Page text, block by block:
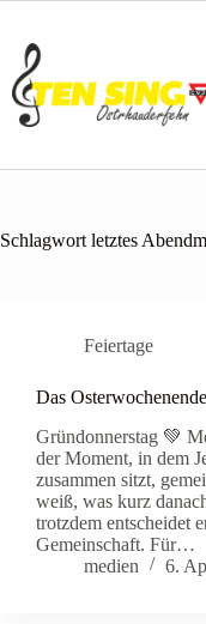
springen
Schlagwort letztes
Feiertage
Das
Gründonnerstag 💚
der Moment, in dem
zusammen sitzt,
weiß, was kurz
trotzdem entscheidet
Gemeinschaft. Für…
medien
6.